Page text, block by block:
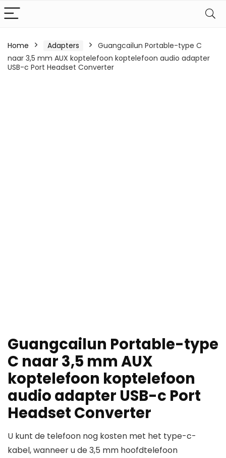
Home Adapters
Guangcailun Portable-type C
naar 3,5 mm AUX koptelefoon koptelefoon audio adapter
USB-c Port Headset Converter
Guangcailun Portable-type
C naar 3,5 mm AUX
koptelefoon koptelefoon
audio adapter USB-c Port
Headset Converter
U kunt de telefoon nog kosten met het type-c-
kabel, wanneer u de 3,5 mm hoofdtelefoon